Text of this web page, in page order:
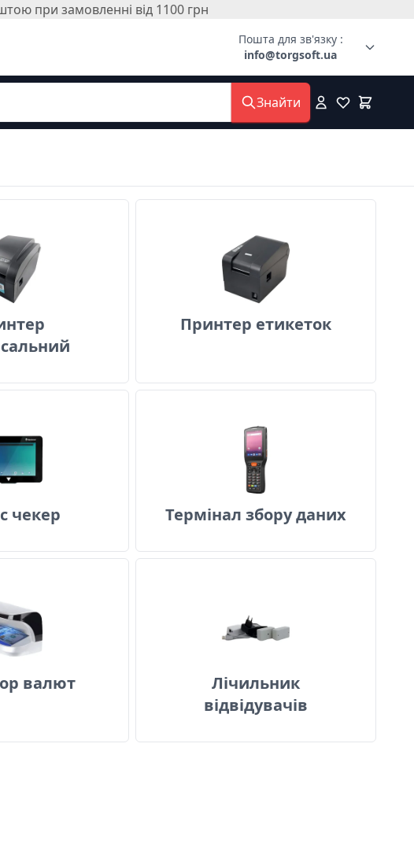
при замовленні від 1100 грн
Пошта для зв'язку :
info@torgsoft.ua
Знайти
Принтер етикеток
чекер Термінал збору даних
валют
Лічильник
відвідувачів